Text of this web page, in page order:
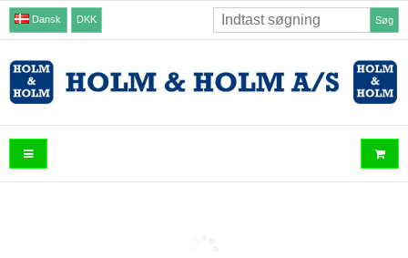
Dansk DKK Søg